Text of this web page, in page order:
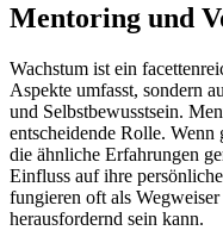
Mentoring und
Wachstum ist ein
Aspekte umfasst, sondern
und Selbstbewusstsein.
entscheidende Rolle.
die ähnliche Erfahrungen
Einfluss auf ihre
fungieren oft als
herausfordernd sein kann.